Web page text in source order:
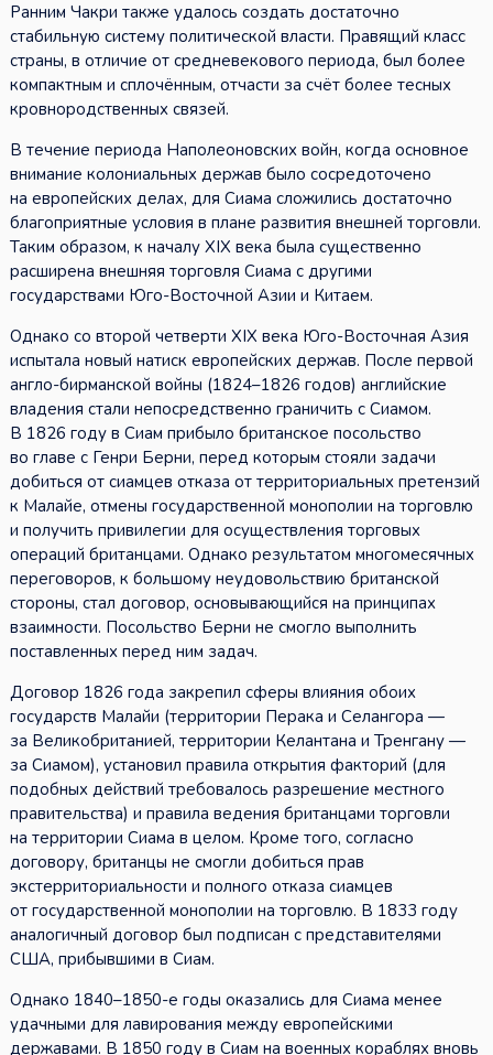
Ранним Чакри также удалось создать достаточно
стабильную систему политической власти. Правящий класс
страны, в отличие от средневекового периода, был более
компактным и сплочённым, отчасти за счёт более тесных
кровнородственных связей.
В течение периода Наполеоновских войн, когда основное
внимание колониальных держав было сосредоточено
на европейских делах, для Сиама сложились достаточно
благоприятные условия в плане развития внешней торговли.
Таким образом, к началу XIX века была существенно
расширена внешняя торговля Сиама с другими
государствами Юго-Восточной Азии и Китаем.
Однако со второй четверти XIX века Юго-Восточная Азия
испытала новый натиск европейских держав. После первой
англо-бирманской войны (1824–1826 годов) английские
владения стали непосредственно граничить с Сиамом.
В 1826 году в Сиам прибыло британское посольство
во главе с Генри Берни, перед которым стояли задачи
добиться от сиамцев отказа от территориальных претензий
к Малайе, отмены государственной монополии на торговлю
и получить привилегии для осуществления торговых
операций британцами. Однако результатом многомесячных
переговоров, к большому неудовольствию британской
стороны, стал договор, основывающийся на принципах
взаимности. Посольство Берни не смогло выполнить
поставленных перед ним задач.
Договор 1826 года закрепил сферы влияния обоих
государств Малайи (территории Перака и Селангора —
за Великобританией, территории Келантана и Тренгану —
за Сиамом), установил правила открытия факторий (для
подобных действий требовалось разрешение местного
правительства) и правила ведения британцами торговли
на территории Сиама в целом. Кроме того, согласно
договору, британцы не смогли добиться прав
экстерриториальности и полного отказа сиамцев
от государственной монополии на торговлю. В 1833 году
аналогичный договор был подписан с представителями
США, прибывшими в Сиам.
Однако 1840–1850-е годы оказались для Сиама менее
удачными для лавирования между европейскими
державами. В 1850 году в Сиам на военных кораблях вновь